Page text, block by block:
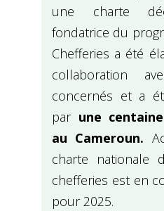
une charte
fondatrice du
Chefferies a été
collaboration
concernés et a
par une
au Cameroun.
charte nationale
chefferies est en
pour 2025.